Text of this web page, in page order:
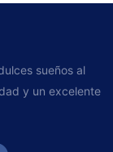
sueños al
y un excelente